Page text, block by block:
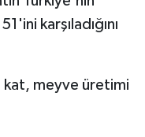
karşıladığını
kat, meyve üretimi